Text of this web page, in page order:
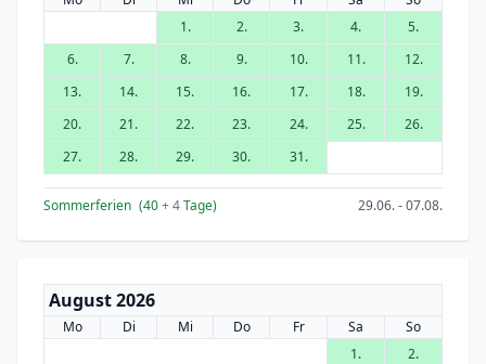
1.
2. 3. 4.
5.
6.
7. 8. 9. 10. 11.
12.
13.
14. 15. 16. 17. 18.
19.
20.
21. 22. 23. 24. 25.
26.
27.
28. 29. 30. 31.
Sommerferien (40+ 4Tage) 29.06. - 07.08.
August 2026
Mo Di Mi Do Fr Sa
So
1.
2.